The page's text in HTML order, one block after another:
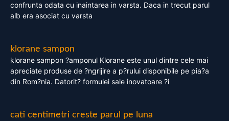
confrunta odata cu inaintarea in varsta. Daca in trecut parul
alb era asociat cu varsta
klorane sampon
klorane sampon ?amponul Klorane este unul dintre cele mai
apreciate produse de ?ngrijire a p?rului disponibile pe pia?a
din Rom?nia. Datorit? formulei sale inovatoare ?i
cati centimetri creste parul pe luna